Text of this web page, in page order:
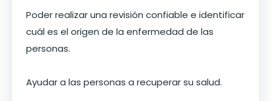
Poder realizar una revisión confiable e identificar
cuál es el origen de la enfermedad de las
personas.
Ayudar a las personas a recuperar su salud.